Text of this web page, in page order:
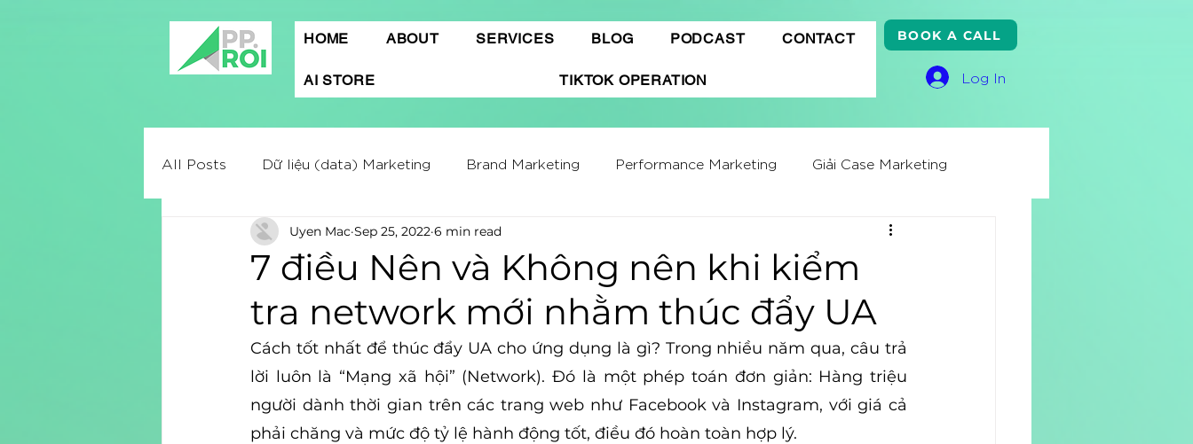
HOME ABOUT SERVICES BLOG PODCAST CONTACT
AI STORE TIKTOK OPERATION
BOOK A CALL
Log In
All Posts Dữ liệu (data) Marketing Brand Marketing​ Performance Marketing Giải Case Marketing
Mobile App Marketing Affiliate Marketing
Digital marketing Marketing Report Quảng cáo Tiktok Thương mại điện tử Quảng cáo Google
Quảng cáo Facebook ChatGPT Marketing Automation
7 điều Nên và Không nên khi kiểm
tra network mới nhằm thúc đẩy UA
Uyen Mac Sep 25, 2022 6 min read
Cách tốt nhất để thúc đẩy UA cho ứng dụng là gì? Trong nhiều năm qua, câu trả
lời luôn là “Mạng xã hội” (Network). Đó là một phép toán đơn giản: Hàng triệu
người dành thời gian trên các trang web như Facebook và Instagram, với giá cả
phải chăng và mức độ tỷ lệ hành động tốt, điều đó hoàn toàn hợp lý.